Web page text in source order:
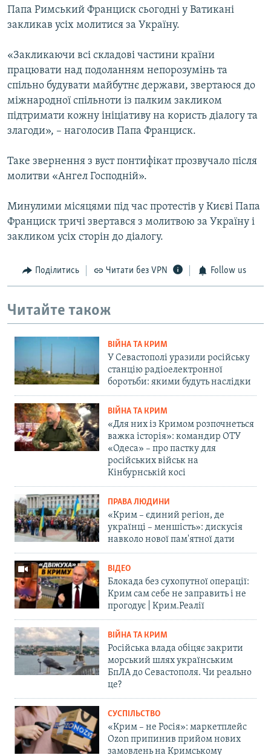
Усі сайти RFE/RL
Папа Римський Франциск сьогодні у Ватикані
закликав усіх молитися за Україну.
«Закликаючи всі складові частини країни
працювати над подоланням непорозумінь та
спільно будувати майбутнє держави, звертаюся до
міжнародної спільноти із палким закликом
підтримати кожну ініціативу на користь діалогу та
злагоди», – наголосив Папа Франциск.
Таке звернення з вуст понтифікат прозвучало після
молитви «Ангел Господній».
Минулими місяцями під час протестів у Києві Папа
Франциск тричі звертався з молитвою за Україну і
закликом усіх сторін до діалогу.
Поділитись Читати без VPN Follow us
Читайте також
ВІЙНА ТА КРИМ
У Севастополі уразили російську
станцію радіоелектронної
боротьби: якими будуть наслідки
ВІЙНА ТА КРИМ
«Для них із Кримом розпочнеться
важка історія»: командир ОТУ
«Одеса» – про пастку для
російських військ на
Кінбурнській косі
ПРАВА ЛЮДИНИ
«Крим – єдиний регіон, де
українці – меншість»: дискусія
навколо нової пам'ятної дати
ВІДЕО
Блокада без сухопутної операції:
Крим сам себе не заправить і не
прогодує | Крим.Реалії
ВІЙНА ТА КРИМ
Російська влада обіцяє закрити
морський шлях українським
БпЛА до Севастополя. Чи реально
це?
СУСПІЛЬСТВО
«Крим – не Росія»: маркетплейс
Ozon припинив прийом нових
замовлень на Кримському